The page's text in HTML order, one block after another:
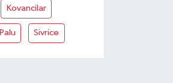
Kovancilar
Palu Sivrice